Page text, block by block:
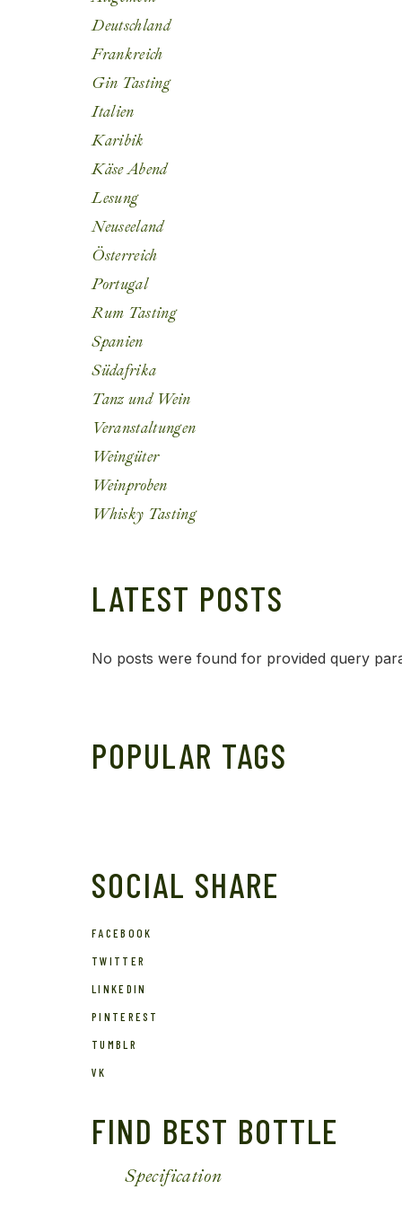
Deutschland
Frankreich
Gin Tasting
Italien
Karibik
Käse Abend
Lesung
Neuseeland
Österreich
Portugal
Rum Tasting
Spanien
Südafrika
Tanz und Wein
Veranstaltungen
Weingüter
Weinproben
Whisky Tasting
LATEST POSTS
No posts were found for provided query
POPULAR TAGS
SOCIAL SHARE
FACEBOOK
TWITTER
LINKEDIN
PINTEREST
TUMBLR
VK
FIND BEST BOTTLE
Specification